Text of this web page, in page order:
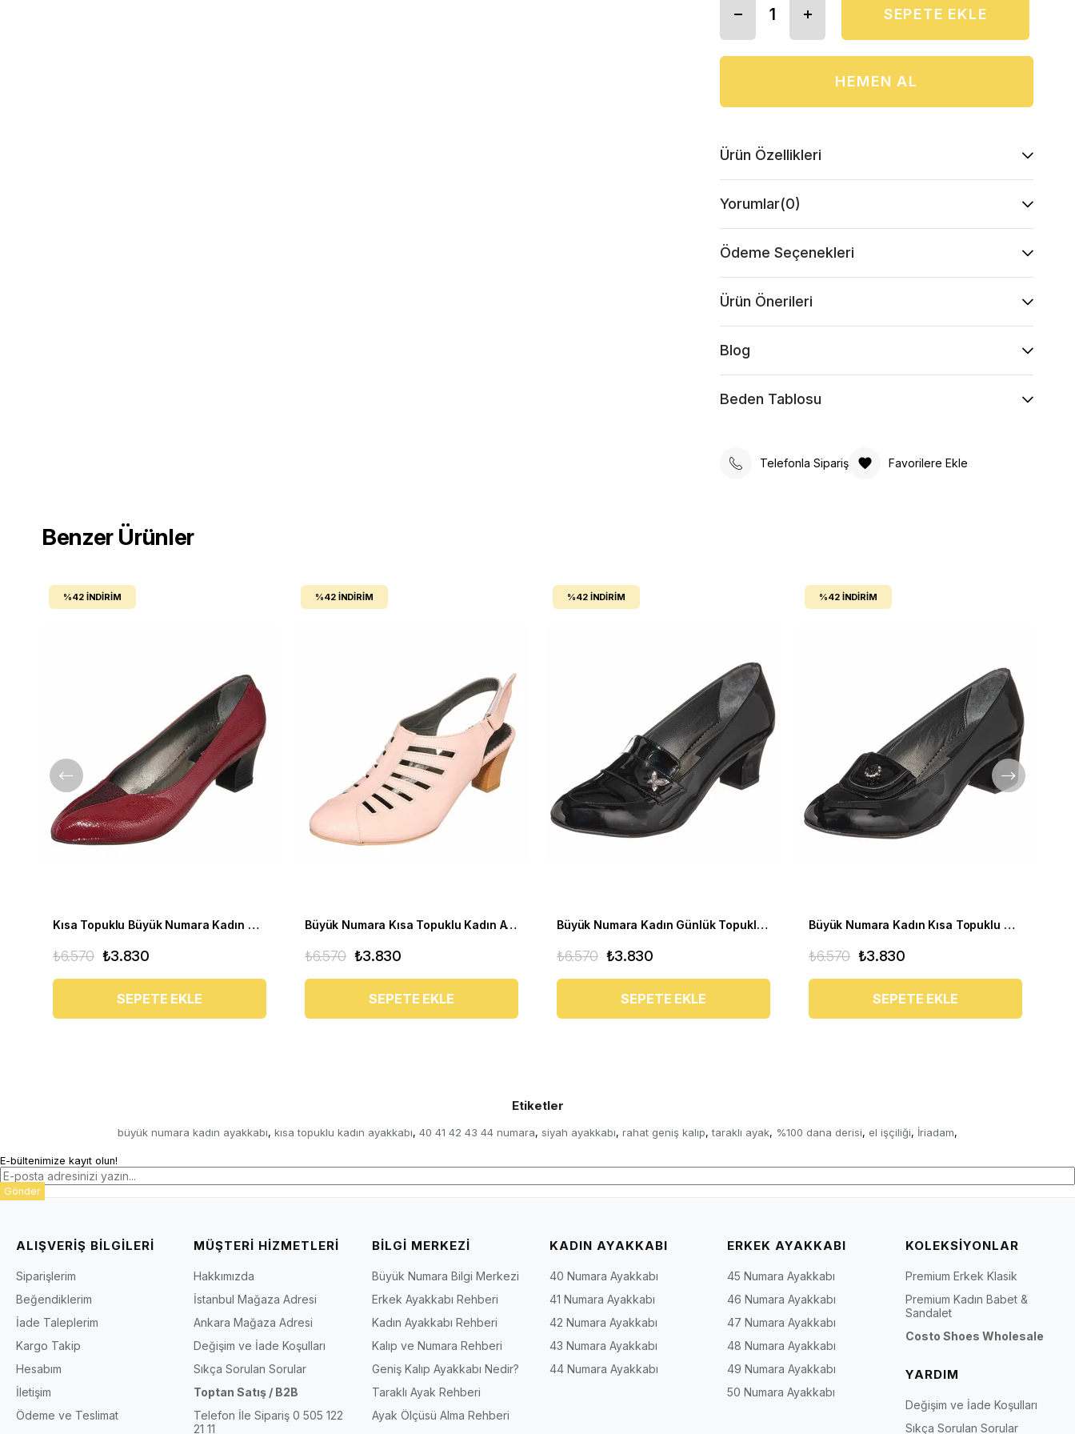
Ürün Özellikleri
Yorumlar(0)
Ödeme Seçenekleri
Ürün Önerileri
Blog
Beden Tablosu
Telefonla Sipariş Favorilere Ekle
Benzer Ürünler
Kısa Topuklu Büyük Numara Kadın Stiletto Ayakkabı KDR1019 Bordo
₺3.830
₺6.570
SEPETE EKLE
%42 İNDIRIM
Büyük Numara Kısa Topuklu Kadın Ayakkabısı KDR1841 Pudra
₺3.830
₺6.570
SEPETE EKLE
%42 İNDIRIM
Büyük Numara Kadın Günlük Topuklu Ayakkabı KDR1266 Siyah
₺3.830
₺6.570
SEPETE EKLE
%42 İNDIRIM
Büyük Numara Kadın Kısa Topuklu Stiletto Ayakkabı KDR1476 Siyah
₺3.830
₺6.570
SEPETE EKLE
%42 İNDIRIM
Etiketler
büyük numara kadın ayakkabı, kısa topuklu kadın ayakkabı, 40 41 42 43 44 numara, siyah ayakkabı, rahat geniş kalıp, taraklı ayak, %100 dana derisi, el işçiliği, İriadam,
E-bültenimize kayıt olun!
Gönder
ALIŞVERİŞ BİLGİLERİ
Siparişlerim
Beğendiklerim
İade Taleplerim
Kargo Takip
Hesabım
İletişim
Ödeme ve Teslimat
MÜŞTERİ HİZMETLERİ
Hakkımızda
İstanbul Mağaza Adresi
Ankara Mağaza Adresi
Değişim ve İade Koşulları
Sıkça Sorulan Sorular
Toptan Satış / B2B
Telefon İle Sipariş 0 505 122
21 11
BİLGİ MERKEZİ
Büyük Numara Bilgi Merkezi
Erkek Ayakkabı Rehberi
Kadın Ayakkabı Rehberi
Kalıp ve Numara Rehberi
Geniş Kalıp Ayakkabı Nedir?
Taraklı Ayak Rehberi
Ayak Ölçüsü Alma Rehberi
KADIN AYAKKABI
40 Numara Ayakkabı
41 Numara Ayakkabı
42 Numara Ayakkabı
43 Numara Ayakkabı
44 Numara Ayakkabı
ERKEK AYAKKABI
45 Numara Ayakkabı
46 Numara Ayakkabı
47 Numara Ayakkabı
48 Numara Ayakkabı
49 Numara Ayakkabı
50 Numara Ayakkabı
KOLEKSİYONLAR
Premium Erkek Klasik
Premium Kadın Babet &
Sandalet
Costo Shoes Wholesale
YARDIM
Değişim ve İade Koşulları
Sıkça Sorulan Sorular